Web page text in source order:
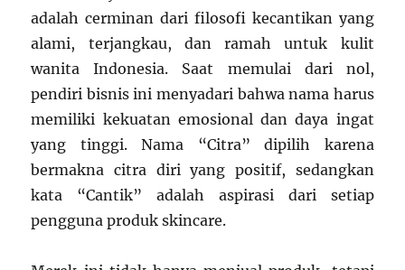
adalah cerminan dari filosofi kecantikan yang
alami, terjangkau, dan ramah untuk kulit
wanita Indonesia. Saat memulai dari nol,
pendiri bisnis ini menyadari bahwa nama harus
memiliki kekuatan emosional dan daya ingat
yang tinggi. Nama “Citra” dipilih karena
bermakna citra diri yang positif, sedangkan
kata “Cantik” adalah aspirasi dari setiap
pengguna produk skincare.